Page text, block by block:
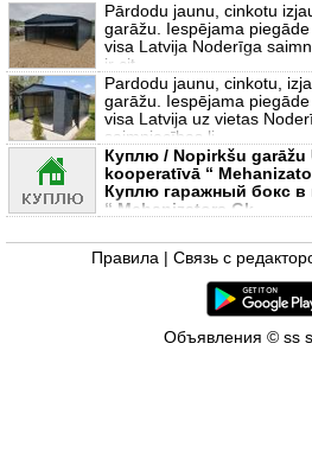
Pārdodu jaunu, cinkotu
garāžu. Iespējama
visa Latvija Noderīga
ir cit
Pardodu jaunu, cinkotu,
garāžu. Iespējama
visa Latvija uz vietas
saimniecības li
Куплю / Nopirkšu garāžu
kooperatīvā “
Куплю гаражный бокс в
“ Mehanizators Gk
Правила Связь с
Объявления © ss